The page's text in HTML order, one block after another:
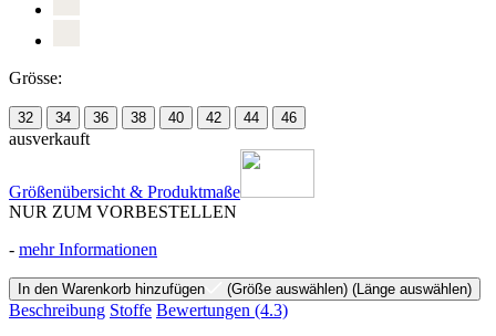
Grösse:
32 34 36 38 40 42 44 46
ausverkauft
Größenübersicht & Produktmaße
NUR ZUM VORBESTELLEN
- mehr Informationen
In den Warenkorb hinzufügen (Größe auswählen) (Länge auswählen)
Beschreibung Stoffe Bewertungen (4.3)